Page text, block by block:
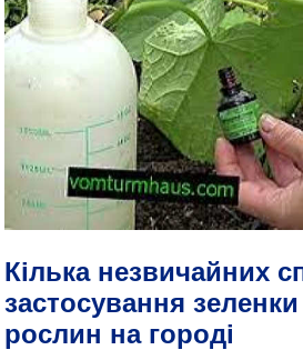
Кілька незвичайних
застосування
рослин на городі